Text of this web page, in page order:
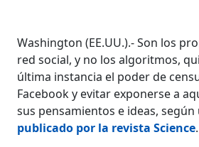
Washington (EE.UU.).- Son los
red social, y no los algoritmos,
última instancia el poder de
Facebook y evitar exponerse a
sus pensamientos e ideas,
publicado por la revista Science.